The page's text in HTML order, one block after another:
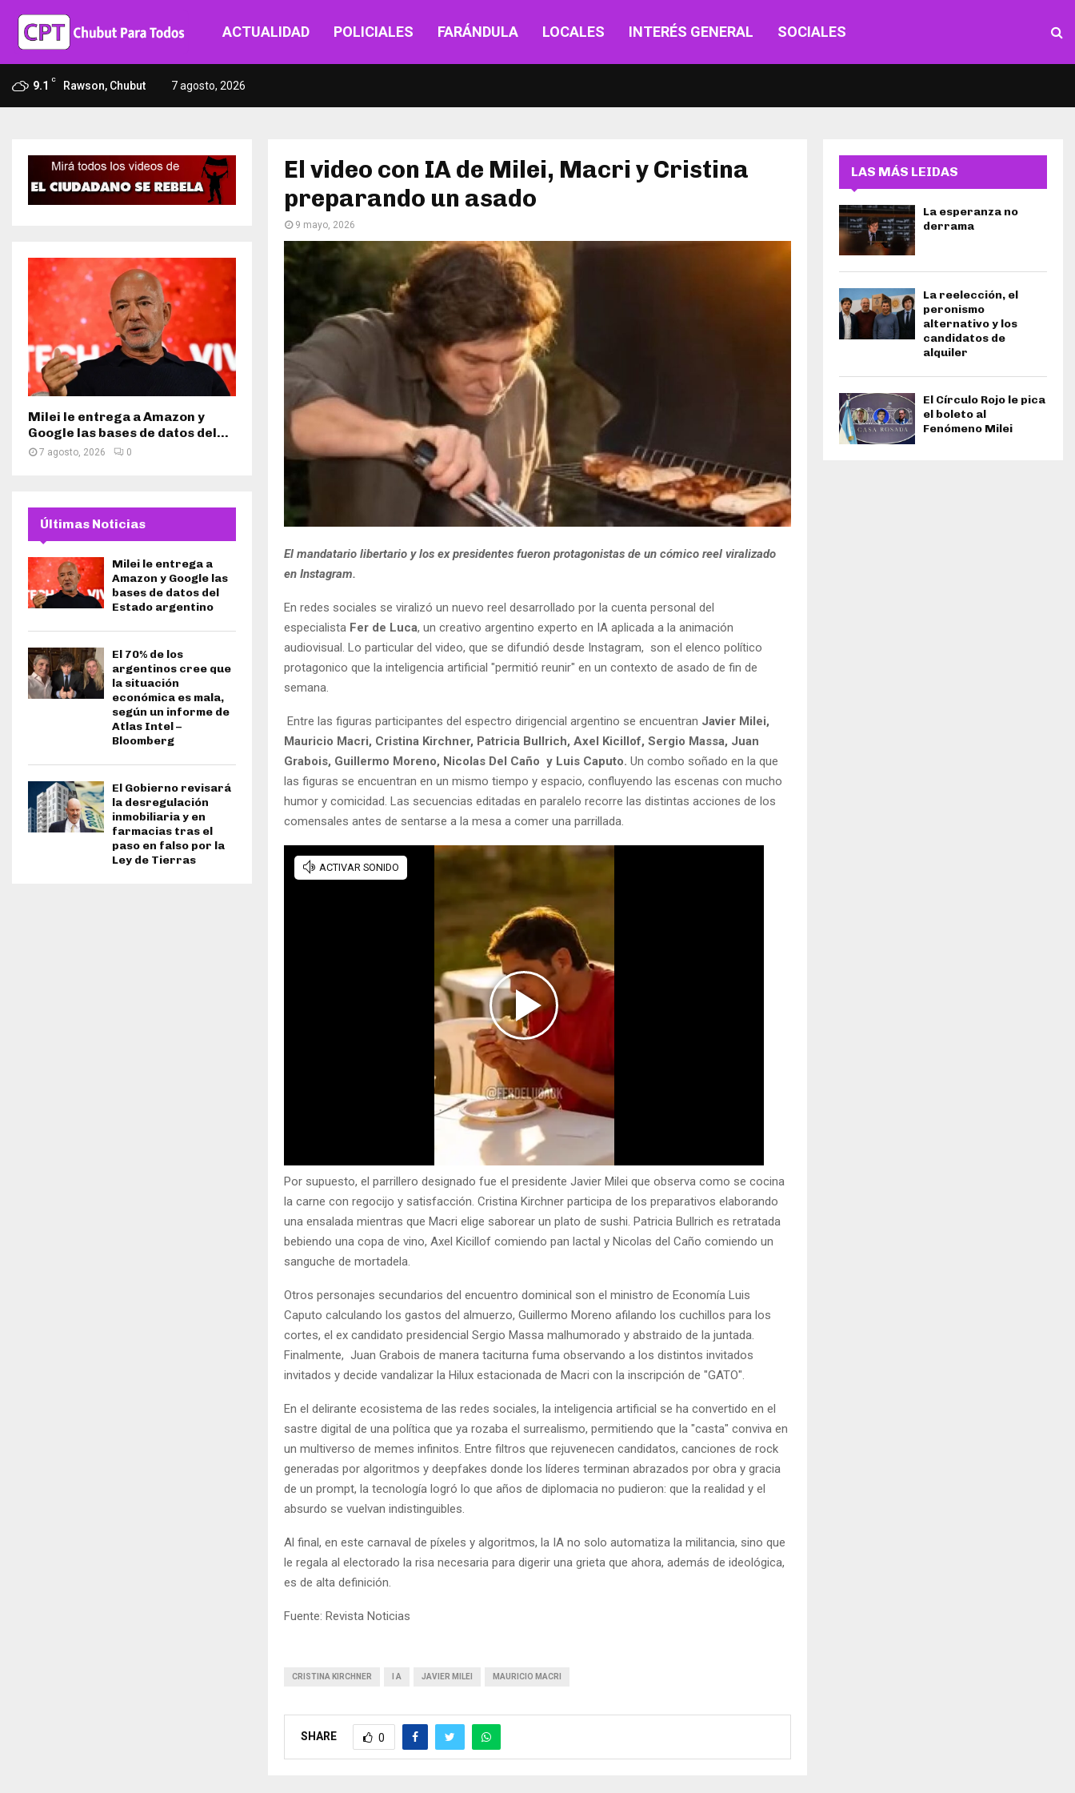
ACTUALIDAD POLICIALES FARÁNDULA LOCALES INTERÉS GENERAL SOCIALES
9.1 C Rawson, Chubut 7 agosto, 2026
El video con IA de Milei, Macri y Cristina
preparando un asado
9 mayo, 2026
El mandatario libertario y los ex presidentes fueron protagonistas de un cómico reel viralizado
en Instagram.
En redes sociales se viralizó un nuevo reel desarrollado por la cuenta personal del
especialista Fer de Luca, un creativo argentino experto en IA aplicada a la animación
audiovisual. Lo particular del video, que se difundió desde Instagram, son el elenco político
protagonico que la inteligencia artificial "permitió reunir" en un contexto de asado de fin de
semana.
Entre las figuras participantes del espectro dirigencial argentino se encuentran Javier Milei,
Mauricio Macri, Cristina Kirchner, Patricia Bullrich, Axel Kicillof, Sergio Massa, Juan
Grabois, Guillermo Moreno, Nicolas Del Caño y Luis Caputo. Un combo soñado en la que
las figuras se encuentran en un mismo tiempo y espacio, confluyendo las escenas con mucho
humor y comicidad. Las secuencias editadas en paralelo recorre las distintas acciones de los
comensales antes de sentarse a la mesa a comer una parrillada.
Por supuesto, el parrillero designado fue el presidente Javier Milei que observa como se cocina
la carne con regocijo y satisfacción. Cristina Kirchner participa de los preparativos elaborando
una ensalada mientras que Macri elige saborear un plato de sushi. Patricia Bullrich es retratada
bebiendo una copa de vino, Axel Kicillof comiendo pan lactal y Nicolas del Caño comiendo un
sanguche de mortadela.
Otros personajes secundarios del encuentro dominical son el ministro de Economía Luis
Caputo calculando los gastos del almuerzo, Guillermo Moreno afilando los cuchillos para los
cortes, el ex candidato presidencial Sergio Massa malhumorado y abstraido de la juntada.
Finalmente, Juan Grabois de manera taciturna fuma observando a los distintos invitados
invitados y decide vandalizar la Hilux estacionada de Macri con la inscripción de "GATO".
En el delirante ecosistema de las redes sociales, la inteligencia artificial se ha convertido en el
sastre digital de una política que ya rozaba el surrealismo, permitiendo que la "casta" conviva en
un multiverso de memes infinitos. Entre filtros que rejuvenecen candidatos, canciones de rock
generadas por algoritmos y deepfakes donde los líderes terminan abrazados por obra y gracia
de un prompt, la tecnología logró lo que años de diplomacia no pudieron: que la realidad y el
absurdo se vuelvan indistinguibles.
Al final, en este carnaval de píxeles y algoritmos, la IA no solo automatiza la militancia, sino que
le regala al electorado la risa necesaria para digerir una grieta que ahora, además de ideológica,
es de alta definición.
Fuente: Revista Noticias
CRISTINA KIRCHNER I A JAVIER MILEI MAURICIO MACRI
SHARE 0
Milei le entrega a Amazon y
Google las bases de datos del...
7 agosto, 2026 0
Últimas Noticias
Milei le entrega a
Amazon y Google las
bases de datos del
Estado argentino
El 70% de los
argentinos cree que
la situación
económica es mala,
según un informe de
Atlas Intel –
Bloomberg
El Gobierno revisará
la desregulación
inmobiliaria y en
farmacias tras el
paso en falso por la
Ley de Tierras
LAS MÁS LEIDAS
La esperanza no
derrama
La reelección, el
peronismo
alternativo y los
candidatos de
alquiler
El Círculo Rojo le pica
el boleto al
Fenómeno Milei